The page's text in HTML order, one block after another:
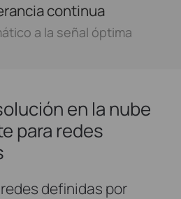
continua
a la señal óptima
en la nube
para redes
definidas por